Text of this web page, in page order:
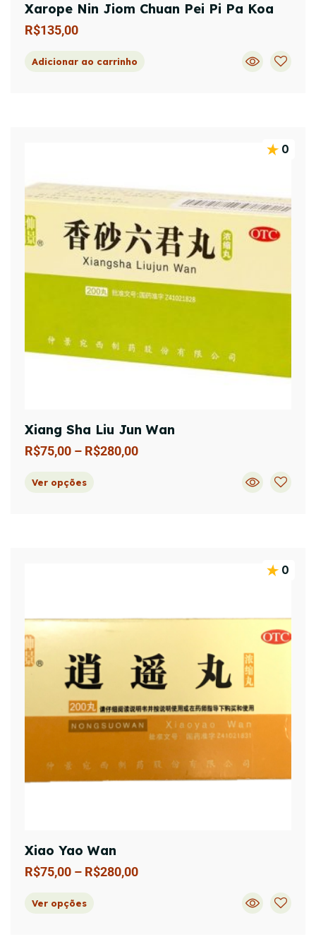
Xarope Nin Jiom Chuan Pei Pi Pa Koa
R$135,00
Adicionar ao carrinho
0
Xiang Sha Liu Jun Wan
R$75,00 – R$280,00
Ver opções
0
Xiao Yao Wan
R$75,00 – R$280,00
Ver opções